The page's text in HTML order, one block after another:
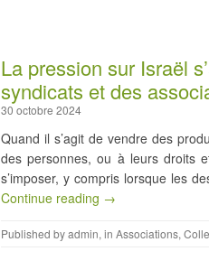
La pression sur Israël
syndicats et des
30 octobre 2024
Quand il s’agit de vendre des
des personnes, ou à leurs droits
s’imposer, y compris lorsque les
Continue reading →
Published byadmin, in Associations,